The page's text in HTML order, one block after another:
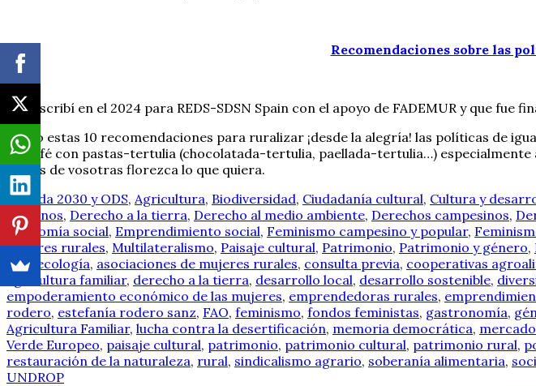
Recomendaciones sobre las
que escribí en el 2024 para REDS-SDSN Spain con el apoyo de FADEMUR y que
Como estas 10 recomendaciones para ruralizar ¡desde la alegría! las políticas de
un café con pastas-tertulia (chocolatada-tertulia, paellada-tertulia…) especialmente
través de vosotras florezca lo que quiera.
Agenda 2030 y ODS, Agricultura, Biodiversidad, Ciudadanía cultural, Cultura y
humanos, Derecho a la tierra, Derecho al medio ambiente, Derechos campesinos,
Economía social, Emprendimiento social, Feminismo campesino y popular,
Mujeres rurales, Multilateralismo, Paisaje cultural, Patrimonio, Patrimonio y género,
agroecología, asociaciones de mujeres rurales, consulta previa, cooperativas
agricultura familiar, derecho a la tierra, desarrollo local, desarrollo sostenible,
empoderamiento económico de las mujeres, emprendedoras rurales,
rodero, estefanía rodero sanz, FAO, feminismo, fondos feministas, gastronomía,
Agricultura Familiar, lucha contra la desertificación, memoria democrática,
Verde Europeo, paisaje cultural, patrimonio, patrimonio cultural, patrimonio rural,
restauración de la naturaleza, rural, sindicalismo agrario, soberanía alimentaria,
UNDROP